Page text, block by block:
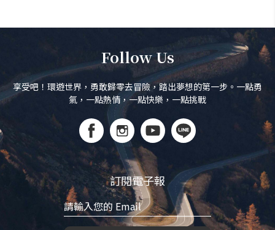
Follow Us
享受吧！環遊世界，勇敢歸零去冒險，踏出夢想的第一步。一點勇
氣，一點熱情，一點快樂，一點挑戰
訂閱電子報